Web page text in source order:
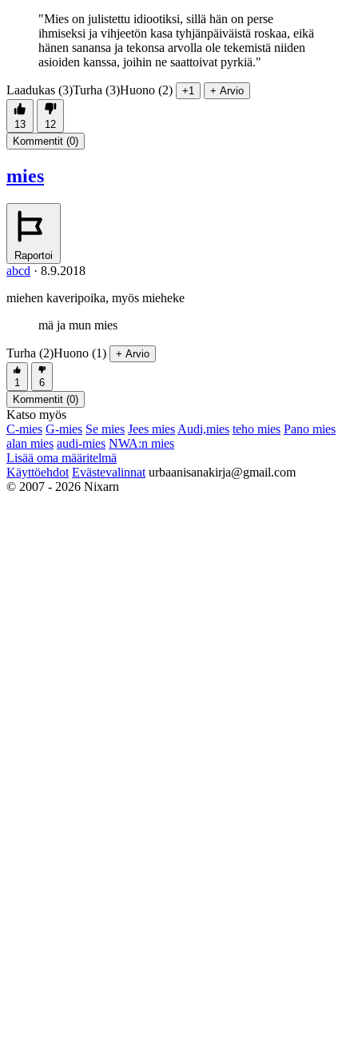
"Mies on julistettu idiootiksi, sillä hän on perse
ihmiseksi ja vihjeetön kasa tyhjänpäiväistä roskaa, eikä
hänen sanansa ja tekonsa arvolla ole tekemistä niiden
asioiden kanssa, joihin ne saattoivat pyrkiä."
Laadukas (3)Turha (3)Huono (2) +1 + Arvio
13
12
Kommentit (0)
mies
Raportoi
abcd · 8.9.2018
miehen kaveripoika, myös mieheke
mä ja mun mies
Turha (2)Huono (1) + Arvio
1
6
Kommentit (0)
Katso myös
C-mies G-mies Se mies Jees mies Audi,mies teho mies Pano mies
alan mies audi-mies NWA:n mies
Lisää oma määritelmä
Käyttöehdot Evästevalinnat urbaanisanakirja@gmail.com
© 2007 - 2026 Nixarn